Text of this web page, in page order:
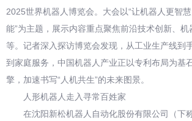
2025世界机器人博览会。大会以“让机器人更智
能”为主题，展示内容重点聚焦前沿技术创新、机
等。记者深入探访博览会发现，从工业生产线到
到家庭服务，中国机器人产业正以专利布局为基
擎，加速书写“人机共生”的未来图景。
人形机器人走入寻常百姓家
在沈阳新松机器人自动化股份有限公司（下